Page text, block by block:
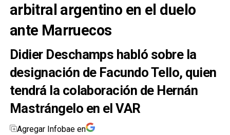
arbitral argentino en el duelo
ante Marruecos
Didier Deschamps habló sobre la
designación de Facundo Tello, quien
tendrá la colaboración de Hernán
Mastrángelo en el VAR
Agregar Infobae en